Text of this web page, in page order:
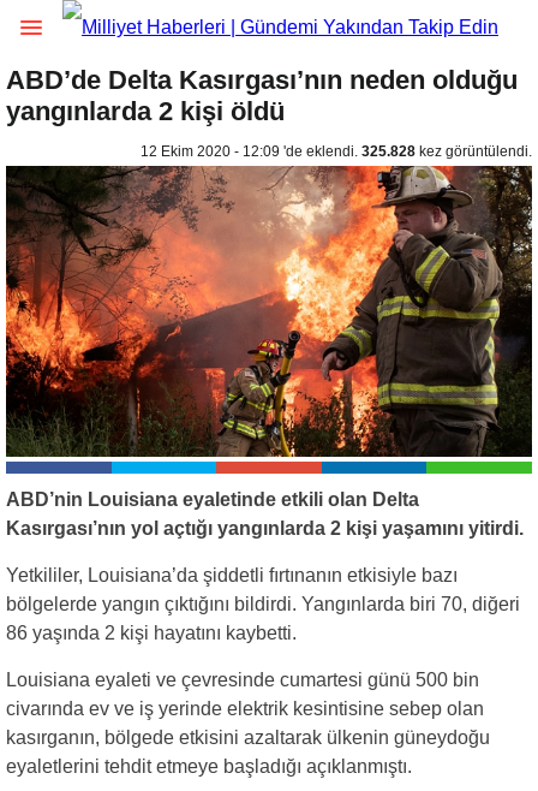
ABD’de Delta Kasırgası’nın neden olduğu
yangınlarda 2 kişi öldü
12 Ekim 2020 - 12:09 'de eklendi. 325.828 kez görüntülendi.
ABD’nin Louisiana eyaletinde etkili olan Delta
Kasırgası’nın yol açtığı yangınlarda 2 kişi yaşamını yitirdi.
Yetkililer, Louisiana’da şiddetli fırtınanın etkisiyle bazı
bölgelerde yangın çıktığını bildirdi. Yangınlarda biri 70, diğeri
86 yaşında 2 kişi hayatını kaybetti.
Louisiana eyaleti ve çevresinde cumartesi günü 500 bin
civarında ev ve iş yerinde elektrik kesintisine sebep olan
kasırganın, bölgede etkisini azaltarak ülkenin güneydoğu
eyaletlerini tehdit etmeye başladığı açıklanmıştı.